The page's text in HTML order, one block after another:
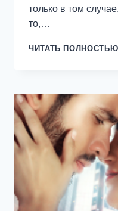
только в том
то,…
ЧИТАТЬ ПОЛНОСТЬЮ